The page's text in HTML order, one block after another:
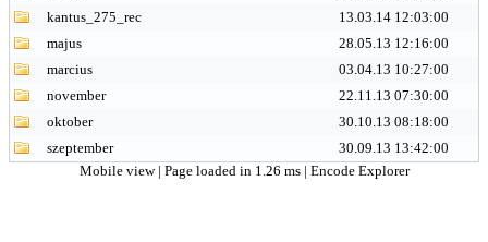
kantus_275_rec
13.03.14 12:03:00
majus
28.05.13 12:16:00
marcius
03.04.13 10:27:00
november
22.11.13 07:30:00
oktober
30.10.13 08:18:00
szeptember
30.09.13 13:42:00
Mobile view | Page loaded in 1.26 ms | Encode Explorer